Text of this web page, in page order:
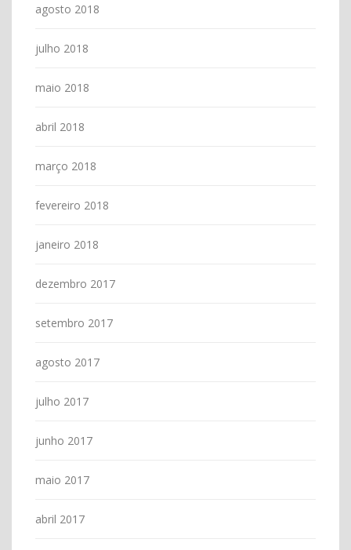
agosto 2018
julho 2018
maio 2018
abril 2018
março 2018
fevereiro 2018
janeiro 2018
dezembro 2017
setembro 2017
agosto 2017
julho 2017
junho 2017
maio 2017
abril 2017